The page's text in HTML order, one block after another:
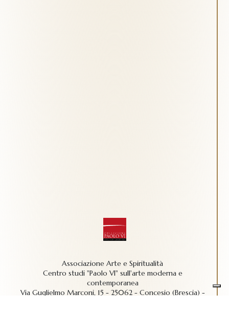
Associazione Arte e Spiritualità
Centro studi "Paolo VI" sull'arte moderna e
contemporanea
Via Guglielmo Marconi, 15 - 25062 - Concesio (Brescia) -